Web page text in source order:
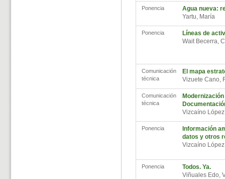
Ponencia
Agua nueva:
Yartu, María
Ponencia
Líneas de
Wait Becerra,
Comunicación
técnica
El mapa
Vizuete Cano,
Comunicación
técnica
Vizcaíno
Ponencia
Información
datos y otros
Vizcaíno
Ponencia
Todos. Ya.
Viñuales Edo,